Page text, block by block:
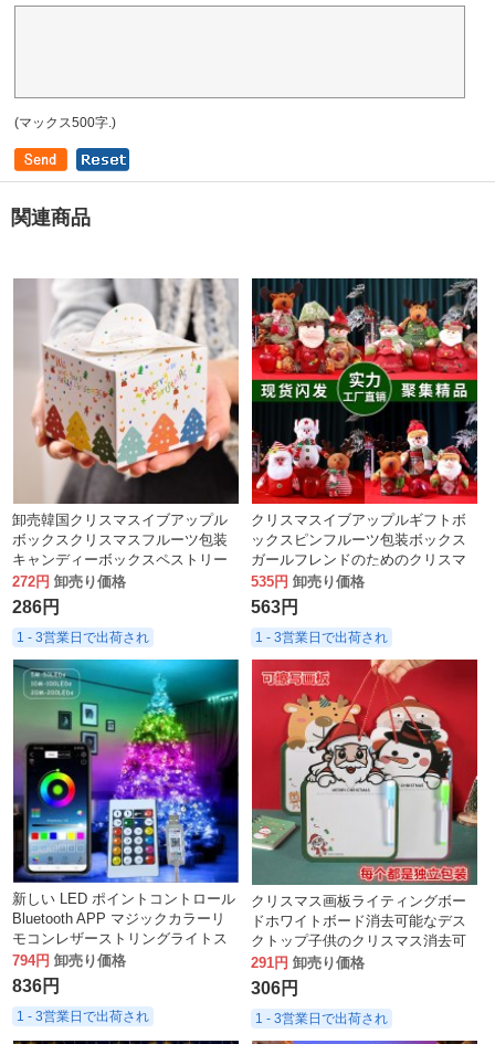
(マックス500字.)
関連商品
卸売韓国クリスマスイブアップル
ボックスクリスマスフルーツ包装
キャンディーボックスペストリー
ボックスジンジャーブレッドボッ
クス
272円 卸売り価格
286円
1 - 3営業日で出荷され
クリスマスイブアップルギフトボ
ックスピンフルーツ包装ボックス
ガールフレンドのためのクリスマ
スギフトギフトバッグクリエイテ
ィブキャンディバッグ
535円 卸売り価格
563円
1 - 3営業日で出荷され
新しい LED ポイントコントロール
Bluetooth APP マジックカラーリ
モコンレザーストリングライトス
トリングクリスマスツリーホリデ
ーデコレーション
794円 卸売り価格
836円
1 - 3営業日で出荷され
クリスマス画板ライティングボー
ドホワイトボード消去可能なデス
クトップ子供のクリスマス消去可
能な描画ボード学生ギフト文具
291円 卸売り価格
306円
1 - 3営業日で出荷され